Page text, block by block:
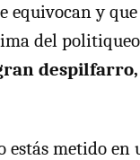
equivocan y
del
metido en